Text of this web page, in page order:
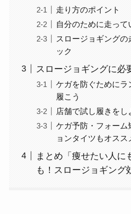
走り方のポイント
自分のために走っ
スロージョギングの
ック
スロージョギングに必
ケガを防ぐためにラ
履こう
店舗で試し履きをし
ケガ予防・フォーム
ョンタイツもオスス
まとめ「痩せたい人に
も！スロージョギング